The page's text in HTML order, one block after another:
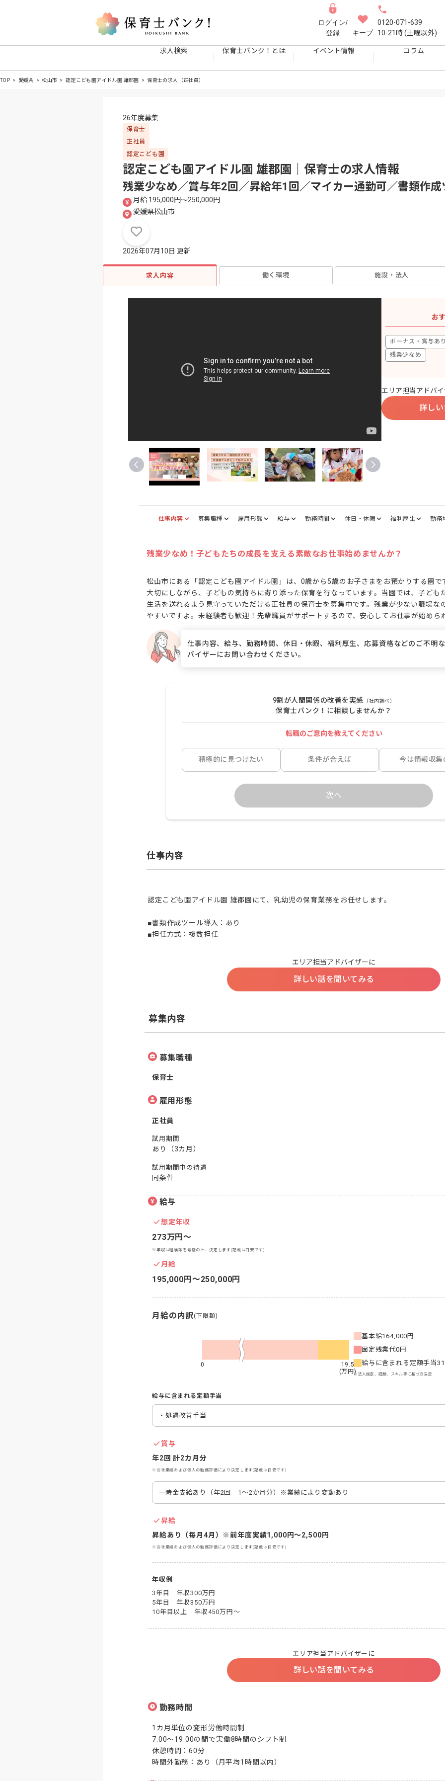
ログイン/
登録
キープ
0120-071-639
10-21時 (土曜以外)
求人検索 保育士バンク！とは イベント情報 コラム
TOP 愛媛県 松山市 認定こども園アイドル園 雄郡園 保育士の求人（正社員）
26年度募集
保育士
正社員
認定こども園
認定こども園アイドル園 雄郡園｜保育士の求人情報
残業少なめ／賞与年2回／昇給年1回／マイカー通勤可／書類作成
月給 195,000円〜250,000円
愛媛県松山市
2026年07月10日 更新
求人内容 働く環境 施設・法人
お
ボーナス・賞与あ
残業少なめ
エリア担当アドバ
詳し
仕事内容 募集職種 雇用形態 給与 勤務時間 休日・休暇 福利厚生 勤務
残業少なめ！子どもたちの成長を支える素敵なお仕事始めませんか？
松山市にある「認定こども園アイドル園」は、0歳から5歳のお子さまをお預かりする園で
大切にしながら、子どもの気持ちに寄り添った保育を行なっています。当園では、子ども
生活を送れるよう見守っていただける正社員の保育士を募集中です。残業が少ない職場な
やすいですよ。未経験者も歓迎！先輩職員がサポートするので、安心してお仕事が始めら
仕事内容、給与、勤務時間、休日・休暇、福利厚生、応募資格などのご不明
バイザーにお問い合わせください。
9割が人間関係の改善を実感 （社内調べ）
保育士バンク！に相談しませんか？
転職のご意向を教えてください
積極的に見つけたい 条件が合えば 今は情報収集
次へ
仕事内容
認定こども園アイドル園 雄郡園にて、乳幼児の保育業務をお任せします。
■書類作成ツール導入：あり
■担任方式：複数担任
エリア担当アドバイザーに
詳しい話を聞いてみる
募集内容
募集職種
保育士
雇用形態
正社員
試用期間
あり（3カ月）
試用期間中の待遇
同条件
給与
想定年収
273万円〜
※年収は経験等を考慮の上、決定します(記載は目安です)
月給
195,000円〜250,000円
月給の内訳 (下限額)
0
19.5
(万円)
基本給164,000円
固定残業代0円
給与に含まれる定額手当
※法人規定、経験、スキル等に基づき決定
給与に含まれる定額手当
・処遇改善手当
賞与
年2回 計2カ月分
※会社業績および個人の勤務評価により決定します(記載は目安です)
一時金支給あり（年2回　1～2か月分）※業績により変動あり
昇給
昇給あり（毎月4月）※前年度実績1,000円～2,500円
※会社業績および個人の勤務評価により決定します(記載は目安です)
年収例
3年目　年収300万円
5年目　年収350万円
10年目以上　年収450万円～
エリア担当アドバイザーに
詳しい話を聞いてみる
勤務時間
1カ月単位の変形労働時間制
7:00～19:00の間で実働8時間のシフト制
休憩時間：60分
時間外勤務：あり（月平均1時間以内）